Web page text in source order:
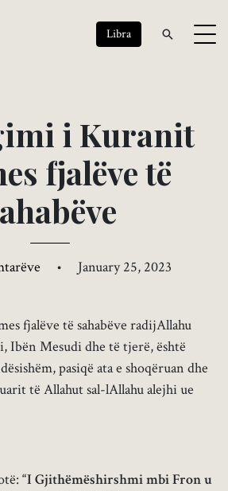
Libra
imi i Kuranit
es fjalëvetë
ahabëve
• January 25, 2023
fjalëve të sahabëve radijAllahu
Ibën Mesudi dhe të tjerë, është
pasiqë ata e shoqëruan dhe
të Allahut sal-lAllahu alejhi ue
“I Gjithëmëshirshmi mbi Fron u